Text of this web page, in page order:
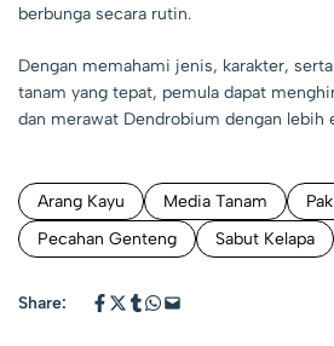
berbunga secara rutin.
Dengan memahami jenis, karakter,
tanam yang tepat, pemula dapat
dan merawat Dendrobium dengan lebih
Arang Kayu Media Tanam
Pecahan Genteng
Sabut Kelapa
Share: